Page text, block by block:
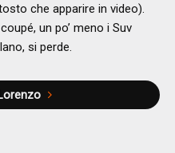
che apparire in video).
un po’ meno i Suv
si perde.